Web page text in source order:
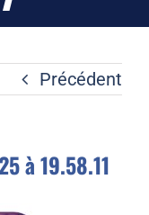
Précédent
à 19.58.11